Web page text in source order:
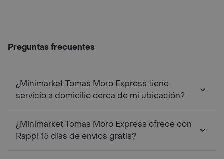
Preguntas frecuentes
¿Minimarket Tomas Moro Express tiene
servicio a domicilio cerca de mi ubicación?
¿Minimarket Tomas Moro Express ofrece con
Rappi 15 días de envíos gratis?